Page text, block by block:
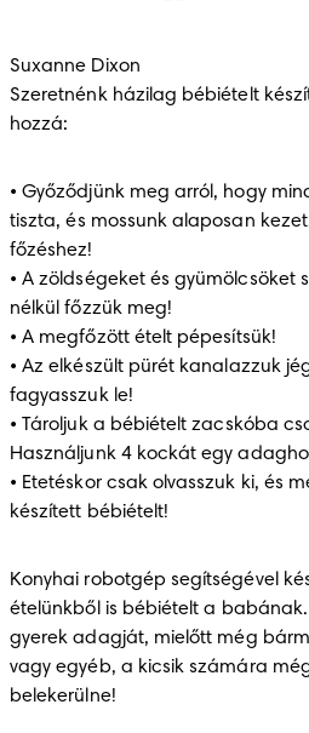
Suxanne Dixon
Szeretnénk házilag bébiételt
hozzá:
• Győződjünk meg arról, hogy
tiszta, és mossunk alaposan
főzéshez!
• A zöldségeket és gyümölcsöket
nélkül főzzük meg!
• A megfőzött ételt pépesítsük!
• Az elkészült pürét kanalazzuk
fagyasszuk le!
• Tároljuk a bébiételt zacskóba
Használjunk 4 kockát egy
• Etetéskor csak olvasszuk ki, és
készített bébiételt!
Konyhai robotgép segítségével
ételünkből is bébiételt a babának.
gyerek adagját, mielőtt még
vagy egyéb, a kicsik számára
belekerülne!